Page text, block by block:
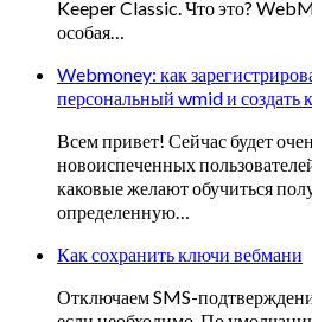
Keeper Classic. Что это?
особая…
Webmoney: как
персональный wmid и создать
Всем привет! Сейчас будет
новоиспеченных
каковые желают обучиться
определенную…
Как сохранить ключи вебмани
Отключаем SMS-